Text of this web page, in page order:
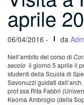
aprile
06/04/2016 - da
Nell’ambito del corso di
secolo il giorno 5 aprile il
studenti della Scuola di
Savonuzzi guidati
prof.ssa Rita Fabbri
Keoma Ambrogio (della